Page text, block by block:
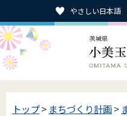
やさしい日本語
トップ> まちづくり計画>